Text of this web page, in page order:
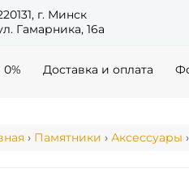
г. Минск
Гамарника, 16а
0% Доставка и оплата
› Памятники ›Аксессуары